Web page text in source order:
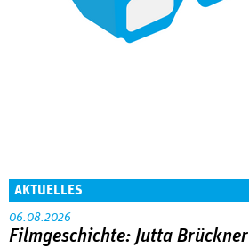
AKTUELLES
06.08.2026
Filmgeschichte: Jutta Brückner